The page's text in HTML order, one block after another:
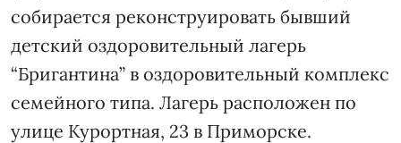
собирается реконструировать бывший
детский оздоровительный лагерь
“Бригантина” в оздоровительный комплекс
семейного типа. Лагерь расположен по
улице Курортная, 23 в Приморске.